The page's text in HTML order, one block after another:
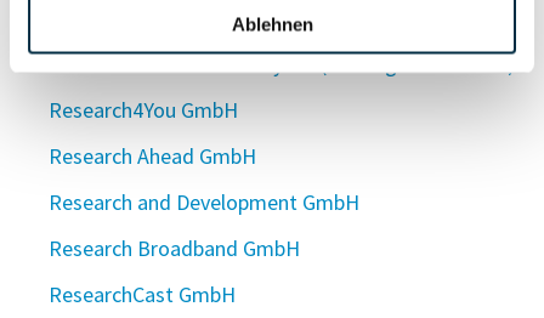
Ablehnen
research2guidance GmbH
Research4Retail Germany UG (haftungsbeschränkt)
Research4You GmbH
Research Ahead GmbH
Research and Development GmbH
Research Broadband GmbH
ResearchCast GmbH